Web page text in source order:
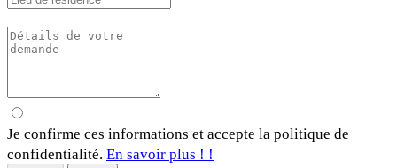
Je confirme ces informations et accepte la politique de
confidentialité. En savoir plus ! !